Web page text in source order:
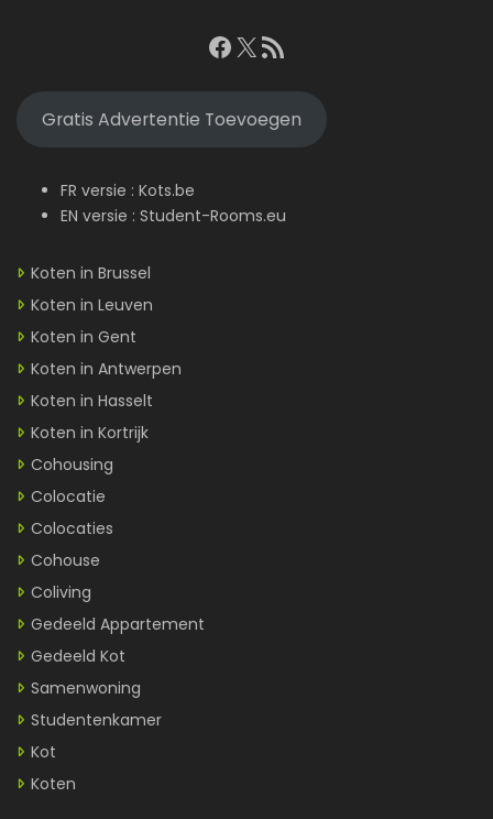
Facebook
X RSS feed
Gratis Advertentie Toevoegen
FR versie : Kots.be
EN versie : Student-Rooms.eu
Koten in Brussel
Koten in Leuven
Koten in Gent
Koten in Antwerpen
Koten in Hasselt
Koten in Kortrijk
Cohousing
Colocatie
Colocaties
Cohouse
Coliving
Gedeeld Appartement
Gedeeld Kot
Samenwoning
Studentenkamer
Kot
Koten